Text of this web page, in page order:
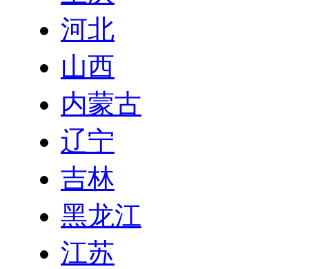
河北
山西
内蒙古
辽宁
吉林
黑龙江
江苏